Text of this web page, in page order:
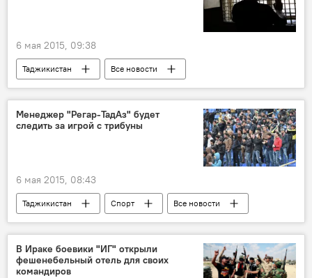
6 мая 2015, 09:38
Таджикистан
Все новости
Рустам Джураев
суд
Происшествия, ЧП, криминал
Новости Худжанда и Согдийской области
Менеджер "Регар-ТадАз" будет
следить за игрой с трибуны
6 мая 2015, 08:43
Таджикистан Спорт
Все новости
футбол
ФФТ
В Ираке боевики "ИГ" открыли
фешенебельный отель для своих
командиров